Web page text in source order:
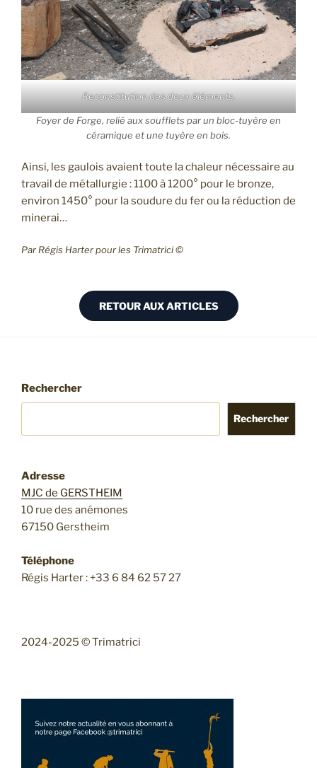
Reconstitution des deux éléments.
Foyer de Forge, relié aux soufflets par un bloc-tuyère en
céramique et une tuyère en bois.
Ainsi, les gaulois avaient toute la chaleur nécessaire au
travail de métallurgie : 1100 à 1200° pour le bronze,
environ 1450° pour la soudure du fer ou la réduction de
minerai…
Par Régis Harter pour les Trimatrici ©
RETOUR AUX ARTICLES
Rechercher
Rechercher
Adresse
MJC de GERSTHEIM
10 rue des anémones
67150 Gerstheim
Téléphone
Régis Harter : +33 6 84 62 57 27
2024-2025 © Trimatrici